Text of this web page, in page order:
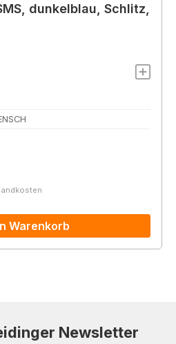
dunkelblau, Schlitz,
Warenkorb
Newsletter